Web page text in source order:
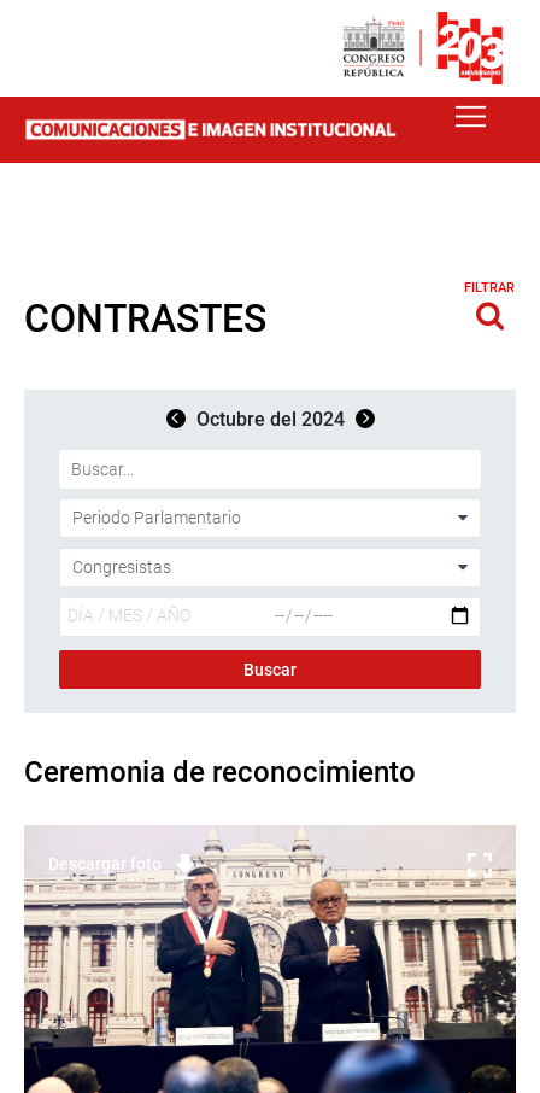
CONTRASTES
FILTRAR
Octubre del 2024
Ceremonia de reconocimiento
Descargar foto